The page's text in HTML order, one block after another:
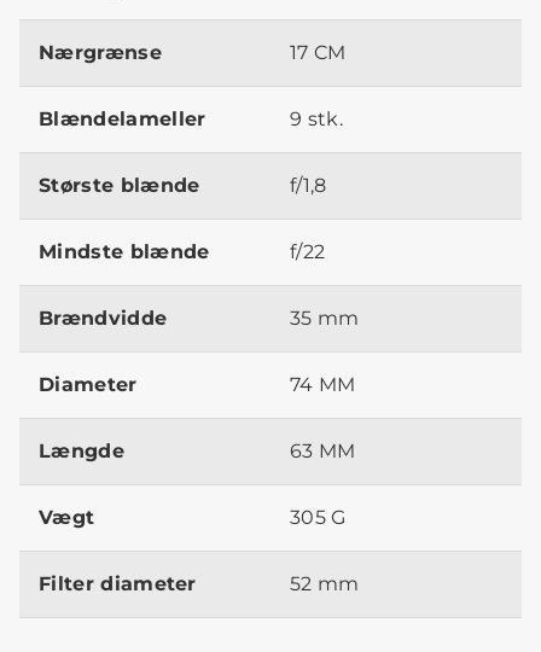
Nærgrænse 17 CM
Blændelameller 9 stk.
Største blænde f/1,8
Mindste blænde f/22
Brændvidde 35 mm
Diameter 74 MM
Længde 63 MM
Vægt 305 G
Filter diameter 52 mm